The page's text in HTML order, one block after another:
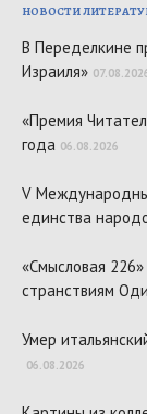
НОВОСТИ
В Переделкине
Израиля»
«Премия
года 06.08.2026
V
единства
«Смысловая
странствиям
Умер
06.08.2026